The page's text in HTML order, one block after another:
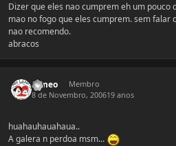
Dizer que eles nao cumprem eh um pouco
mao no fogo que eles cumprem. sem falar
nao recomendo.
abracos
romeo
Membro
8 de Novembro, 200619 anos
huahauhauahaua..
A galera n perdoa msm...